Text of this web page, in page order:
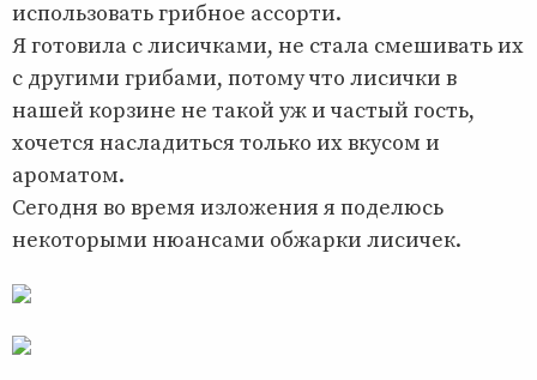
использовать грибное ассорти.
Я готовила с лисичками, не стала смешивать их
с другими грибами, потому что лисички в
нашей корзине не такой уж и частый гость,
хочется насладиться только их вкусом и
ароматом.
Сегодня во время изложения я поделюсь
некоторыми нюансами обжарки лисичек.